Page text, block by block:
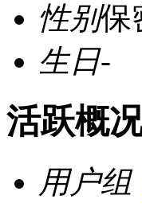
性别保
生日-
活跃概
用户组